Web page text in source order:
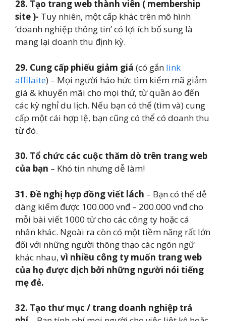
28. Tạo trang web thành viên ( membership
site )- Tuy nhiên, một cấp khác trên mô hình
‘doanh nghiệp thông tin’ có lợi ích bổ sung là
mang lại doanh thu định kỳ.
29. Cung cấp phiếu giảm giá (có gắn link
affilaite) – Mọi người háo hức tìm kiếm mã giảm
giá & khuyến mãi cho mọi thứ, từ quần áo đến
các kỳ nghỉ du lịch. Nếu bạn có thể (tìm và) cung
cấp một cái hợp lệ, bạn cũng có thể có doanh thu
từ đó.
30. Tổ chức các cuộc thăm dò trên trang web
của bạn – Khó tin nhưng dễ làm!
31. Đề nghị hợp đồng viết lách – Bạn có thể dễ
dàng kiếm được 100.000 vnđ – 200.000 vnđ cho
mỗi bài viết 1000 từ cho các công ty hoặc cá
nhân khác. Ngoài ra còn có một tiềm năng rất lớn
đối với những người thông thạo các ngôn ngữ
khác nhau, vì nhiều công ty muốn trang web
của họ được dịch bởi những người nói tiếng
mẹ đẻ.
32. Tạo thư mục / trang doanh nghiệp trả